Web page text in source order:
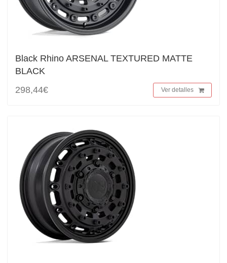
Black Rhino ARSENAL TEXTURED MATTE
BLACK
298,44€
Ver detalles